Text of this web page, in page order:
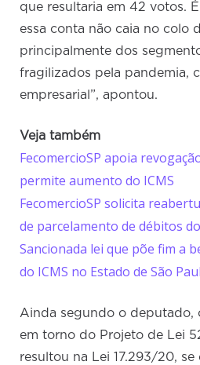
que resultaria em 42 votos.
essa conta não caia no colo
principalmente dos
fragilizados pela pandemia,
empresarial”, apontou.
Veja também
FecomercioSP apoia
permite aumento do ICMS
FecomercioSP solicita
de parcelamento de débitos
Sancionada lei que põe fim a
do ICMS no Estado de São
Ainda segundo o deputado,
em torno do Projeto de Lei
resultou na Lei 17.293/20,